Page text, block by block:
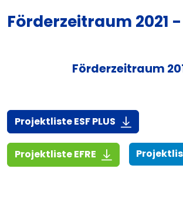
Förderzeitraum 2021 -
Förderzeitraum
Projektliste ESF PLUS (916,7 KiB)
Projektliste EFRE (1,4 MiB)